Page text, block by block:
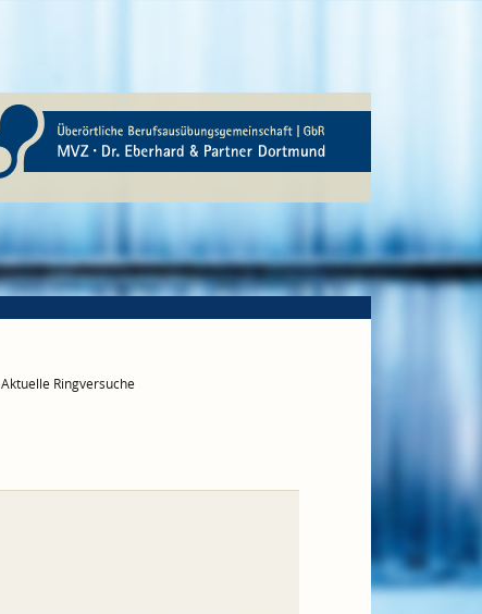
Aktuelle Ringversuche